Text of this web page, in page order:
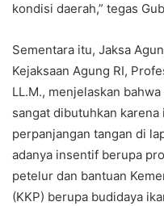
kondisi daerah,” tegas
Sementara itu, Jaksa
Kejaksaan Agung RI,
LL.M., menjelaskan
sangat dibutuhkan
perpanjangan tangan di
adanya insentif berupa
petelur dan bantuan
(KKP) berupa budidaya